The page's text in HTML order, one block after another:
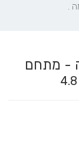
.
- מתחם
4.8